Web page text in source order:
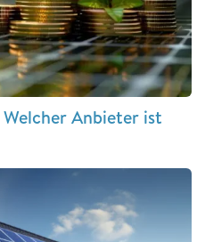
Anbieter ist